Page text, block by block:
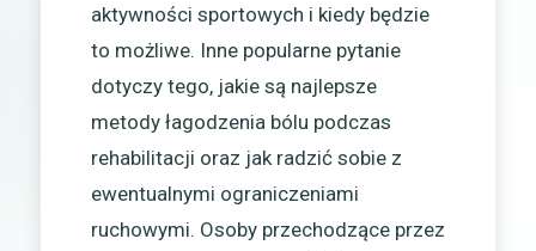
aktywności sportowych i kiedy będzie
to możliwe. Inne popularne pytanie
dotyczy tego, jakie są najlepsze
metody łagodzenia bólu podczas
rehabilitacji oraz jak radzić sobie z
ewentualnymi ograniczeniami
ruchowymi. Osoby przechodzące przez